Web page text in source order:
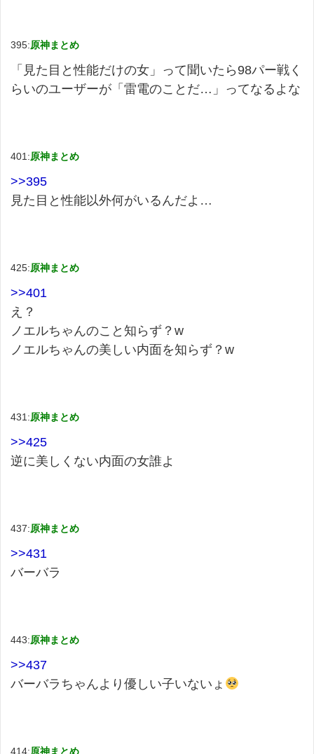
395:原神まとめ
「見た目と性能だけの女」って聞いたら98パー戦く
らいのユーザーが「雷電のことだ…」ってなるよな
401:原神まとめ
>>395
見た目と性能以外何がいるんだよ…
425:原神まとめ
>>401
え？
ノエルちゃんのこと知らず？w
ノエルちゃんの美しい内面を知らず？w
431:原神まとめ
>>425
逆に美しくない内面の女誰よ
437:原神まとめ
>>431
バーバラ
443:原神まとめ
>>437
バーバラちゃんより優しい子いないょ
414:原神まとめ